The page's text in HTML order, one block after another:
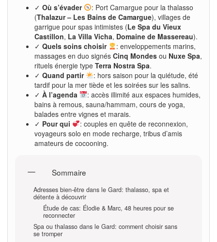
✓ Où s’évader
: Port Camargue pour la thalasso
(Thalazur – Les Bains de Camargue), villages de
garrigue pour spas intimistes (Le Spa du Vieux
Castillon, La Villa Vicha, Domaine de Massereau).
✓ Quels soins choisir
: enveloppements marins,
massages en duo signés Cinq Mondes ou Nuxe Spa,
rituels énergie type Terra Nostra Spa.
✓ Quand partir
: hors saison pour la quiétude, été
tardif pour la mer tiède et les soirées sur les salins.
✓ À l’agenda
: accès illimité aux espaces humides,
bains à remous, sauna/hammam, cours de yoga,
balades entre vignes et marais.
✓ Pour qui
: couples en quête de reconnexion,
voyageurs solo en mode recharge, tribus d’amis
amateurs de cocooning.
Sommaire
Adresses bien-être dans le Gard: thalasso, spa et
détente à découvrir
Étude de cas: Élodie & Marc, 48 heures pour se
reconnecter
Spa ou thalasso dans le Gard: comment choisir sans
se tromper